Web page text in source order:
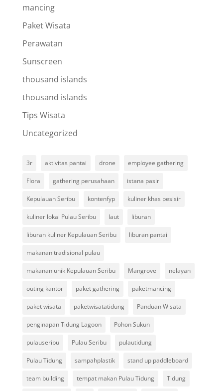
mancing
Paket Wisata
Perawatan
Sunscreen
thousand islands
thousand islands
Tips Wisata
Uncategorized
3r aktivitas pantai drone employee gathering
Flora gathering perusahaan istana pasir
Kepulauan Seribu kontenfyp kuliner khas pesisir
kuliner lokal Pulau Seribu laut liburan
liburan kuliner Kepulauan Seribu liburan pantai
makanan tradisional pulau
makanan unik Kepulauan Seribu Mangrove nelayan
outing kantor paket gathering paketmancing
paket wisata paketwisatatidung Panduan Wisata
penginapan Tidung Lagoon Pohon Sukun
pulauseribu Pulau Seribu pulautidung
Pulau Tidung sampahplastik stand up paddleboard
team building tempat makan Pulau Tidung Tidung